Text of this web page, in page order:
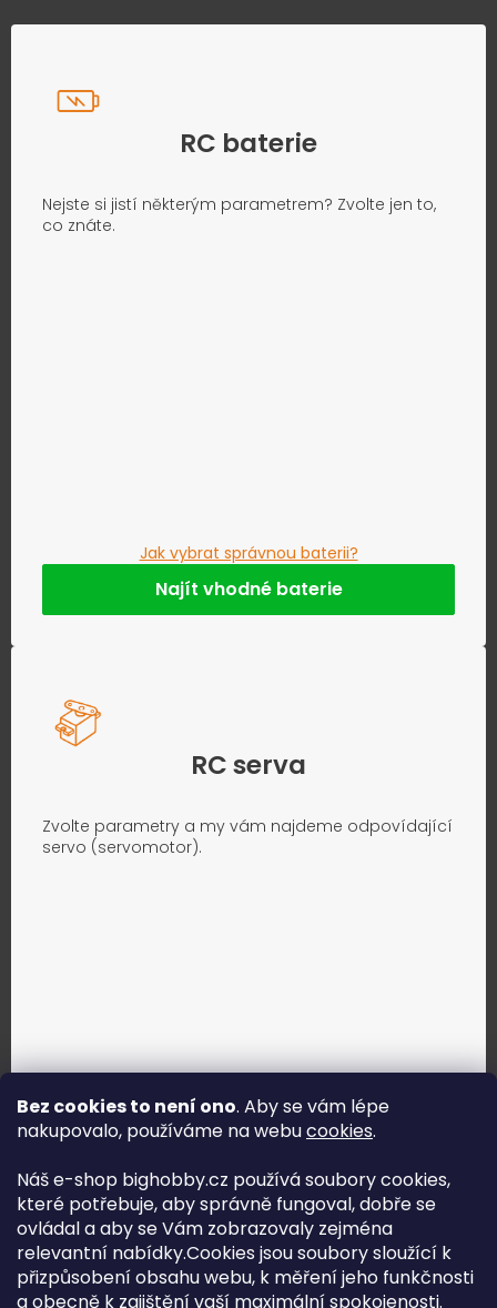
Bez cookies to není ono. Aby se vám lépe
nakupovalo, používáme na webucookies.
Náš e-shop bighobby.cz používá soubory cookies,
které potřebuje, aby správně fungoval, dobře se
ovládal a aby se Vám zobrazovaly zejména
relevantní nabídky.Cookies jsou soubory sloužící k
přizpůsobení obsahu webu, k měření jeho funkčnosti
a obecně k zajištění vaší maximální spokojenosti.
RC baterie
Nejste si jistí některým parametrem? Zvolte jen to,
co znáte.
Jak vybrat správnou baterii?
Najít vhodné baterie
RC serva
Zvolte parametry a my vám najdeme odpovídající
servo (servomotor).
Jak vybrat správné servo?
Najít správné servo